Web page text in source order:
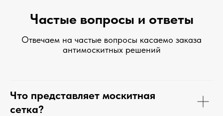
Частые вопросы и ответы
Отвечаем на частые вопросы касаемо заказа
антимоскитных решений
Что представляет москитная
сетка?